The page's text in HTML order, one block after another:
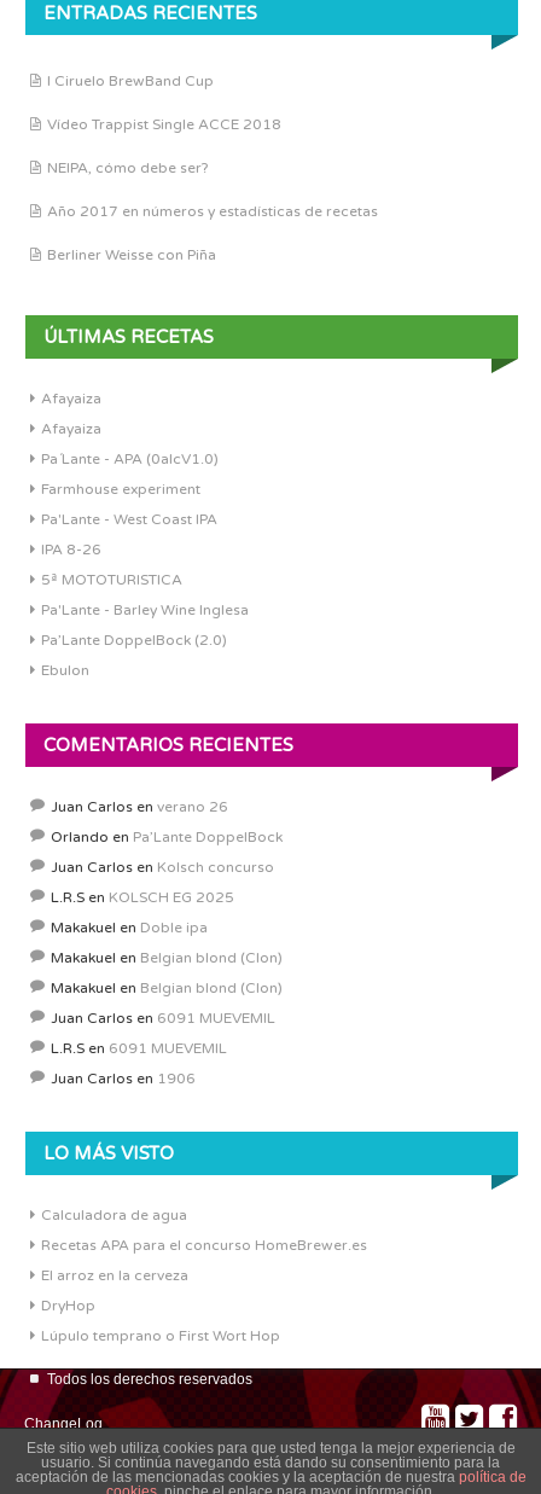
ENTRADAS RECIENTES
I Ciruelo BrewBand Cup
Vídeo Trappist Single ACCE 2018
NEIPA, cómo debe ser?
Año 2017 en números y estadísticas de recetas
Berliner Weisse con Piña
ÚLTIMAS RECETAS
Afayaiza
Afayaiza
Pa´Lante - APA (0alcV1.0)
Farmhouse experiment
Pa'Lante - West Coast IPA
IPA 8-26
5ª MOTOTURISTICA
Pa'Lante - Barley Wine Inglesa
Pa’Lante DoppelBock (2.0)
Ebulon
COMENTARIOS RECIENTES
Juan Carlos en verano 26
Orlando en Pa’Lante DoppelBock
Juan Carlos en Kolsch concurso
L.R.S en KOLSCH EG 2025
Makakuel en Doble ipa
Makakuel en Belgian blond (Clon)
Makakuel en Belgian blond (Clon)
Juan Carlos en 6091 MUEVEMIL
L.R.S en 6091 MUEVEMIL
Juan Carlos en 1906
LO MÁS VISTO
Calculadora de agua
Recetas APA para el concurso HomeBrewer.es
El arroz en la cerveza
DryHop
Lúpulo temprano o First Wort Hop
Todos los derechos reservados
ChangeLog
Este sitio web utiliza cookies para que usted tenga la mejor experiencia de
usuario. Si continúa navegando está dando su consentimiento para la
aceptación de las mencionadas cookies y la aceptación de nuestra política de